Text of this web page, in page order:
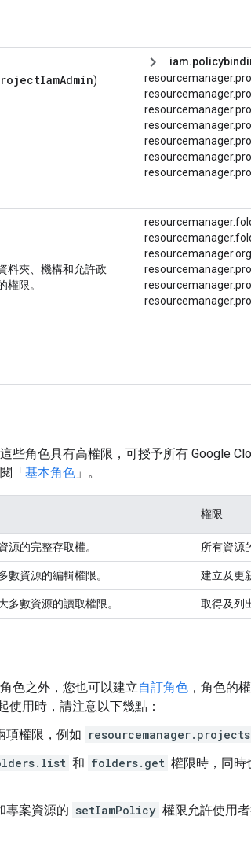
)
resourcemanager.
resourcemanager.
resourcemanager.
resourcemanager.
resourcemanager.
resourcemanager.
料夾、機構和允許政
權限。
resourcemanager.
resourcemanager.
些角色具有高權限，可授予所有 Google
「基本角色 」。
權限
源的完整存取權。 所有資源
數資源的編輯權限。 建立及更
多數資源的讀取權限。 取得及列
色之外，您也可以建立自訂角色 ，角色的
使用時，請注意以下幾點：
項權限，例如
和 folders.get 權限時，同時
專案資源的 setIamPolicy 權限允許使用